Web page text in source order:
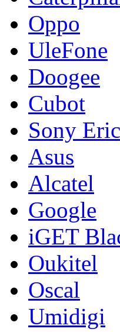
Oppo
UleFone
Doogee
Cubot
Sony
Asus
Alcatel
Google
iGET
Oukitel
Oscal
Umidigi